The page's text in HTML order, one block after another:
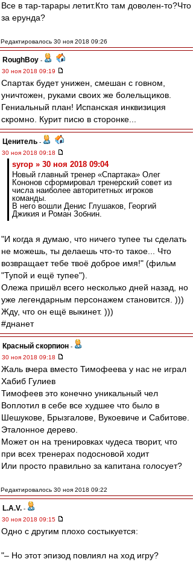
Все в тар-тарары летит.Кто там доволен-то?Что
за ерунда?
Редактировалось 30 ноя 2018 09:26
RoughBoy -
30 ноя 2018 09:19
Спартак будет унижен, смешан с говном,
уничтожен, руками своих же болельщиков.
Гениальный план! Испанская инквизиция
скромно. Курит писю в сторонке...
Ценитель -
30 ноя 2018 09:18
syrop » 30 ноя 2018 09:04
Новый главный тренер «Спартака» Олег
Кононов сформировал тренерский совет из
числа наиболее авторитетных игроков
команды.
В него вошли Денис Глушаков, Георгий
Джикия и Роман Зобнин.
"И когда я думаю, что ничего тупее ты сделать
не можешь, ты делаешь что-то такое... Что
возвращает тебе твоё доброе имя!" (фильм
"Тупой и ещё тупее").
Олежа пришёл всего несколько дней назад, но
уже легендарным персонажем становится. )))
Жду, что он ещё выкинет. )))
#днанет
Красный скорпион -
30 ноя 2018 09:18
Жаль вчера вместо Тимофеева у нас не играл
Хабиб Гулиев
Тимофеев это конечно уникальный чел
Воплотил в себе все худшее что было в
Шешукове, Брызгалове, Вукоевиче и Сабитове.
Эталонное дерево.
Может он на тренировках чудеса творит, что
при всех тренерах подосновой ходит
Или просто правильно за капитана голосует?
Редактировалось 30 ноя 2018 09:22
L.А.V. -
30 ноя 2018 09:15
Одно с другим плохо состыкуется:
"– Но этот эпизод повлиял на ход игру?